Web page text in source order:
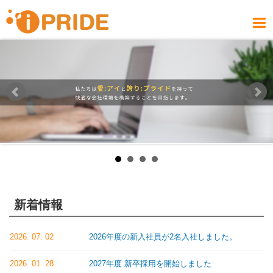
コ
ン
ツ
に
移
動
ー
ホーム
会社案内
COMPANY
製品情報
PRODUCT
サービス
SERVICE
採用情報
RECRUIT
お問い合わせ
CONTACT
アクセス
ACCESS
社員ブログ
新着情報
2026. 07. 02 2026年度の新入社員が2名入社しました。
2026. 01. 28 2027年度 新卒採用を開始しました